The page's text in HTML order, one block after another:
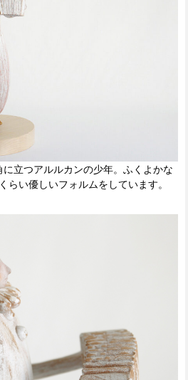
立つアルルカンの少年。ふくよかな
らい優しいフォルムをしています。